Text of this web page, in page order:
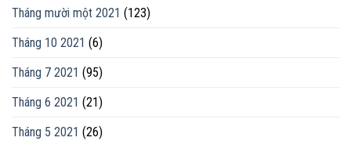
Tháng mười một 2021 (123)
Tháng 10 2021 (6)
Tháng 7 2021 (95)
Tháng 6 2021 (21)
Tháng 5 2021 (26)